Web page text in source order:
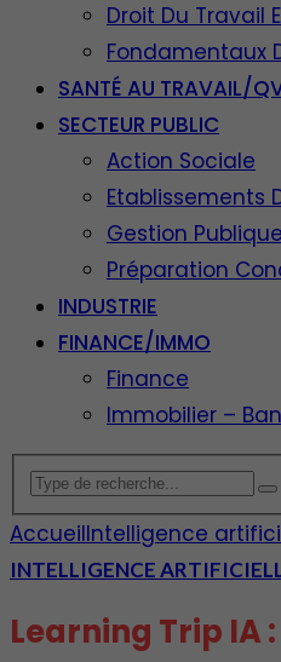
Droit Du Travail
Fondamentaux
SANTÉ AU TRAVAIL/
SECTEUR PUBLIC
Action Sociale
Etablissements
Gestion Publique
Préparation
INDUSTRIE
FINANCE/IMMO
Finance
Immobilier –
AccueilIntelligence
INTELLIGENCE
Learning Trip IA